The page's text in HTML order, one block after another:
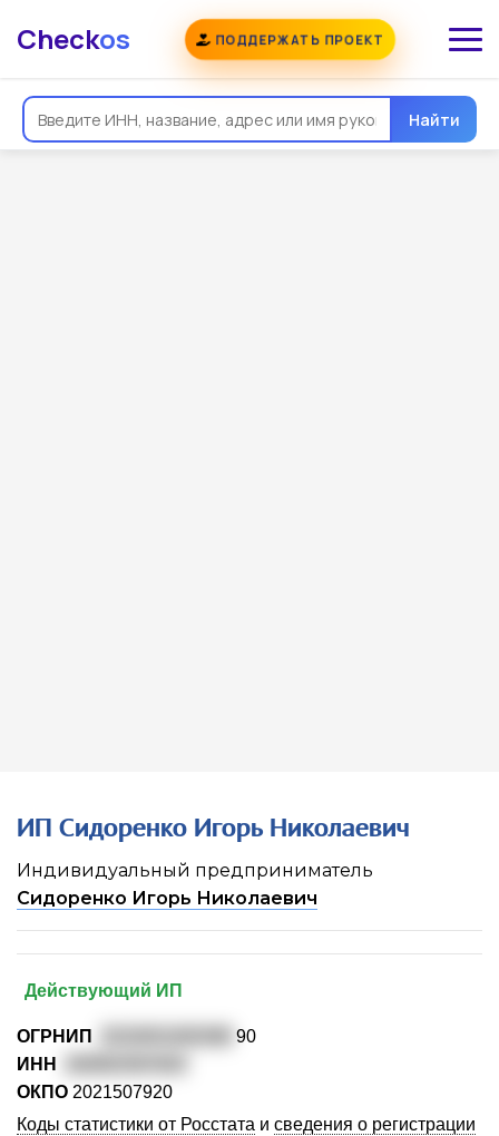
Checkos ПОДДЕРЖАТЬ ПРОЕКТ
Найти
ИП Сидоренко Игорь Николаевич
Индивидуальный предприниматель
Сидоренко Игорь Николаевич
Действующий ИП
ОГРНИП
90
ИНН
ОКПО 2021507920
Коды статистики от Росстата и сведения о регистрации